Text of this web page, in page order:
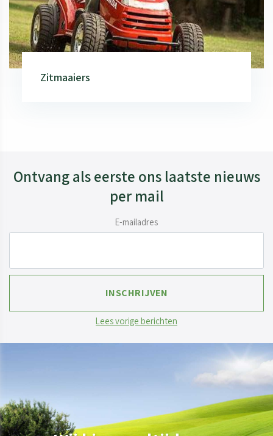
Zitmaaiers
Ontvang als eerste ons laatste nieuws
per mail
E-mailadres
Lees vorige berichten